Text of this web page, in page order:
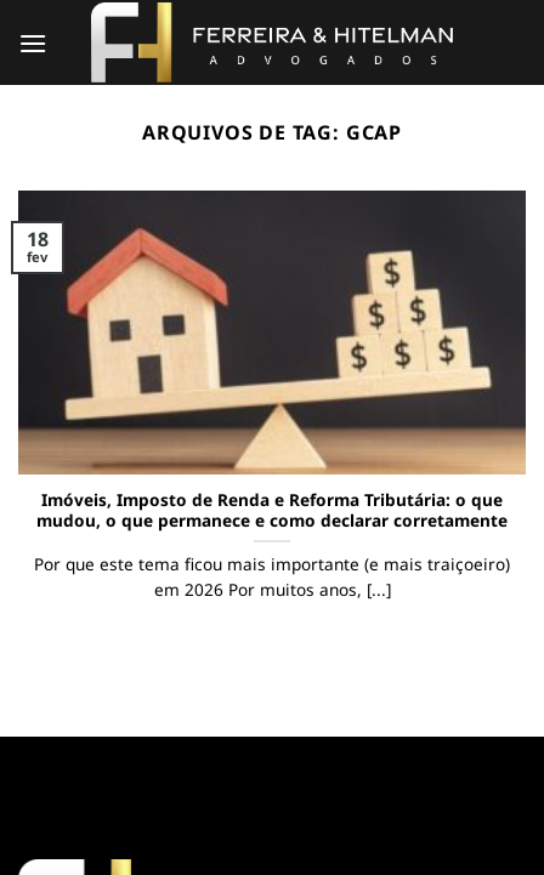
ARQUIVOS DE TAG: GCAP
Imóveis, Imposto de Renda e Reforma Tributária: o que
mudou, o que permanece e como declarar corretamente
Por que este tema ficou mais importante (e mais traiçoeiro)
em 2026 Por muitos anos, [...]
18
fev